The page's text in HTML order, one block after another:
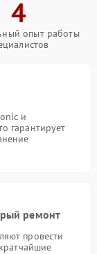
4
опыт работы
и
гарантирует
ремонт
провести